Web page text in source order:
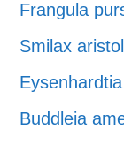
Frangula
Smilax
Buddleia